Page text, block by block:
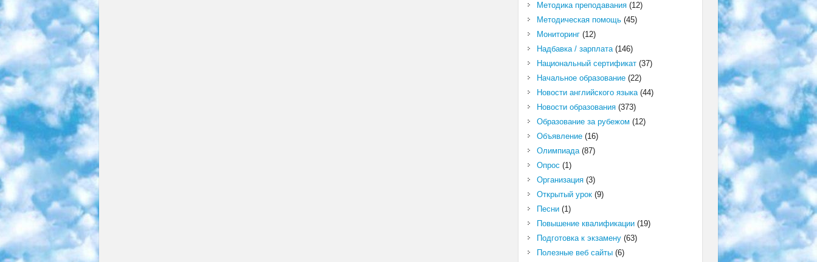
Методика преподавания(12)
Методическая помощь(45)
Мониторинг(12)
Надбавка / зарплата(146)
Национальный сертификат(37)
Начальное образование(22)
Новости английского языка(44)
Новости образования(373)
Образование за рубежом (12)
Объявление(16)
Олимпиада(87)
Опрос (1)
Организация(3)
Открытый урок(9)
Песни(1)
Повышение квалификации(19)
Подготовка к экзамену(63)
Полезные веб сайты(6)